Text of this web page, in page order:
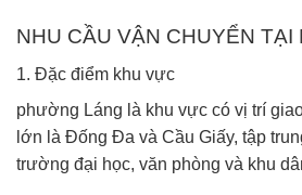
NHU CẦU VẬN CHUYỂN
1. Đặc điểm khu vực
phường Láng là khu vực có vị trí
lớn là Đống Đa và Cầu Giấy, tập
trường đại học, văn phòng và khu